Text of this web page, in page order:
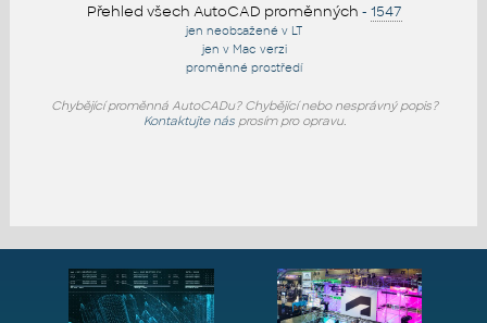
Přehled všech AutoCAD proměnných - 1547
jen neobsažené v LT
jen v Mac verzi
proměnné prostředí
Chybějící proměnná AutoCADu? Chybějící nebo nesprávný popis?
Kontaktujte násprosím pro opravu.